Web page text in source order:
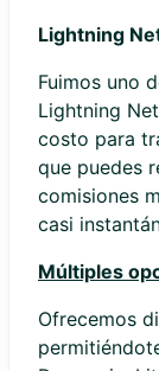
Lightning
Fuimos uno
Lightning
costo para
que puedes
comisiones
casi
Múltiples
Ofrecemos